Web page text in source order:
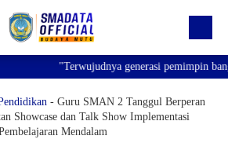
"Terwujudnya generasi pemimpin
- Guru SMAN 2 Tanggul Berperan
Showcase dan Talk Show Implementasi
Mendalam